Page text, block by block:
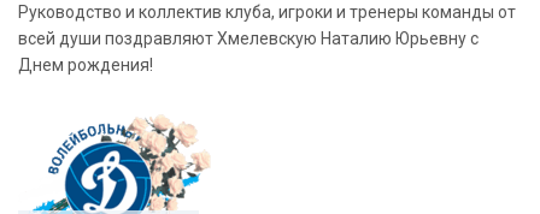
Руководство и коллектив клуба, игроки и тренеры команды от
всей души поздравляют Хмелевскую Наталию Юрьевну с
Днем рождения!